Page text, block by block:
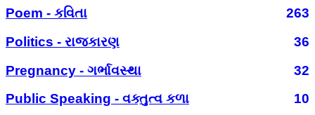
Poem - કવિતા
263
Politics - રાજકારણ
36
Pregnancy - ગર્ભાવસ્થા
32
Public Speaking - વક્તુત્વ કળા
10